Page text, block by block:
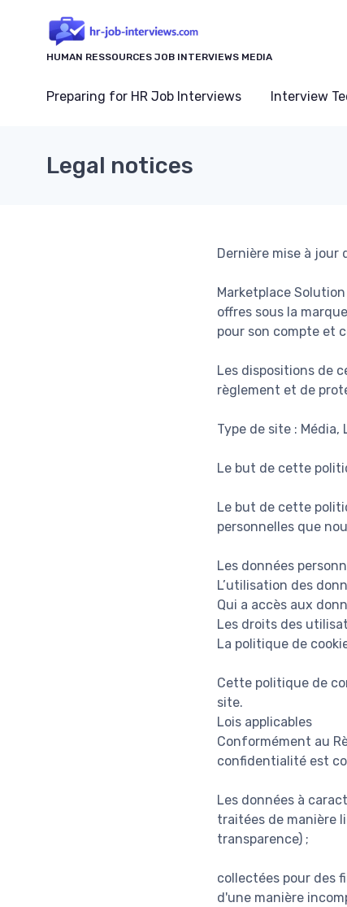
HUMAN RESSOURCES JOB INTERVIEWS MEDIA
Preparing for HR Job Interviews Interview
Legal notices
Dernière mise à jour
Marketplace
offres sous la
pour son compte et
Les dispositions de
règlement et de
Type de site : Média,
Le but de cette
Le but de cette
personnelles que
Les données
L’utilisation des
Qui a accès aux
Les droits des
La politique de
Cette politique de
site.
Lois applicables
Conformément au
confidentialité est
Les données à
traitées de manière
transparence) ;
collectées pour des
d'une manière